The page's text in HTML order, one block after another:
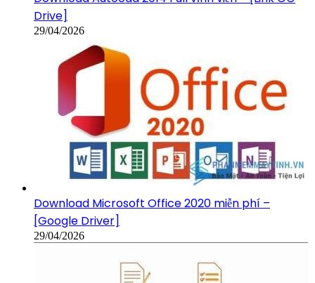
Drive]
29/04/2026
Download Microsoft Office 2020 miễn phí –
[Google Driver]
29/04/2026